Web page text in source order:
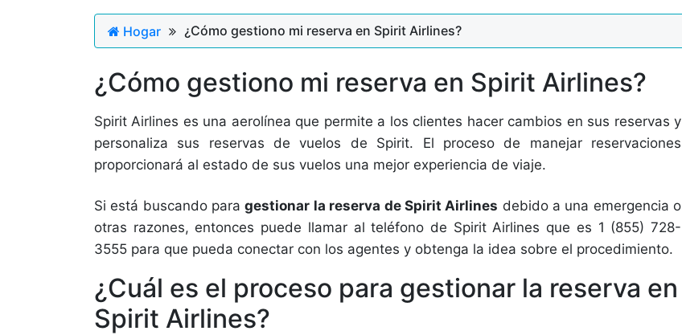
Hogar ¿Cómo gestiono mi reserva en Spirit Airlines?
¿Cómo gestiono mi reserva en Spirit Airlines?
Spirit Airlines es una aerolínea que permite a los clientes hacer cambios en sus reservas y
personaliza sus reservas de vuelos de Spirit. El proceso de manejar reservaciones
proporcionará al estado de sus vuelos una mejor experiencia de viaje.
Si está buscando paragestionar la reserva de Spirit Airlines debido a una emergencia o
otras razones, entonces puede llamar al teléfono de Spirit Airlines que es 1 (855) 728-
3555 para que pueda conectar con los agentes y obtenga la idea sobre el procedimiento.
¿Cuál es el proceso para gestionar la reserva en
Spirit Airlines?